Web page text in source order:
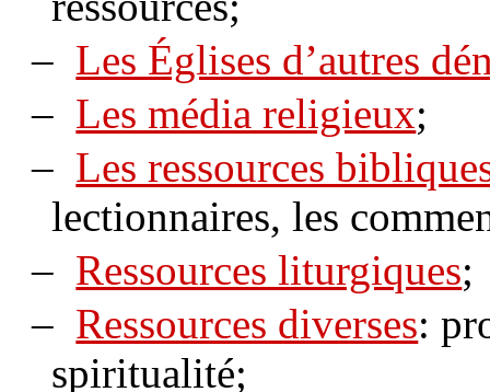
– Les Églises d’autres
– Les média religieux;
– Les ressources
lectionnaires, les
– Ressources liturgiques;
– Ressources diverses:
spiritualité;